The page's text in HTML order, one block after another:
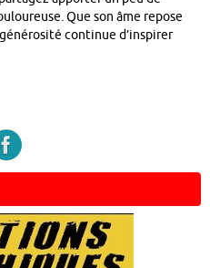
Que son âme repose
continue d’inspirer